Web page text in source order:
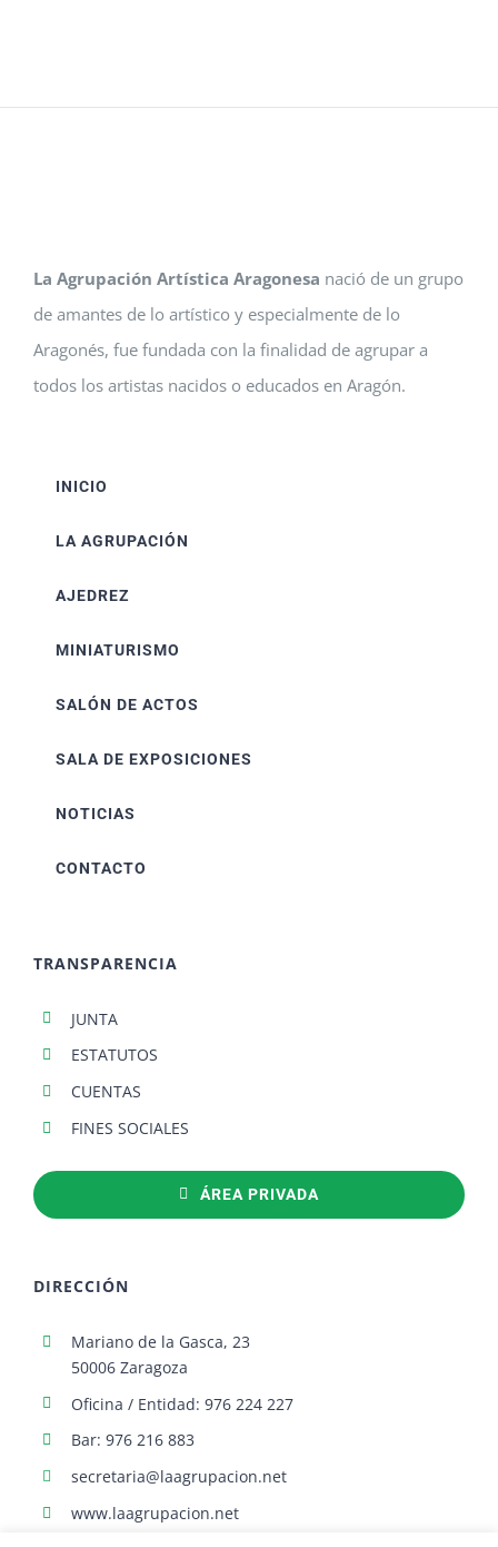
La Agrupación Artística Aragonesa nació de un grupo
de amantes de lo artístico y especialmente de lo
Aragonés, fue fundada con la finalidad de agrupar a
todos los artistas nacidos o educados en Aragón.
INICIO
LA AGRUPACIÓN
AJEDREZ
MINIATURISMO
SALÓN DE ACTOS
SALA DE EXPOSICIONES
NOTICIAS
CONTACTO
TRANSPARENCIA
JUNTA
ESTATUTOS
CUENTAS
FINES SOCIALES
ÁREA PRIVADA
DIRECCIÓN
Mariano de la Gasca, 23
50006 Zaragoza
Oficina / Entidad: 976 224 227
Bar: 976 216 883
secretaria@laagrupacion.net
www.laagrupacion.net